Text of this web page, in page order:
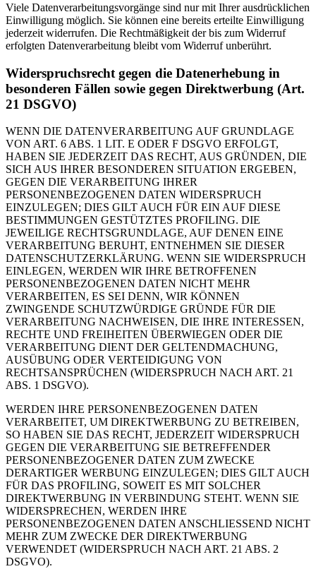
Viele Datenverarbeitungsvorgänge sind nur mit Ihrer ausdrücklichen
Einwilligung möglich. Sie können eine bereits erteilte Einwilligung
jederzeit widerrufen. Die Rechtmäßigkeit der bis zum Widerruf
erfolgten Datenverarbeitung bleibt vom Widerruf unberührt.
Widerspruchsrecht gegen die Datenerhebung in
besonderen Fällen sowie gegen Direktwerbung (Art.
21 DSGVO)
WENN DIE DATENVERARBEITUNG AUF GRUNDLAGE
VON ART. 6 ABS. 1 LIT. E ODER F DSGVO ERFOLGT,
HABEN SIE JEDERZEIT DAS RECHT, AUS GRÜNDEN, DIE
SICH AUS IHRER BESONDEREN SITUATION ERGEBEN,
GEGEN DIE VERARBEITUNG IHRER
PERSONENBEZOGENEN DATEN WIDERSPRUCH
EINZULEGEN; DIES GILT AUCH FÜR EIN AUF DIESE
BESTIMMUNGEN GESTÜTZTES PROFILING. DIE
JEWEILIGE RECHTSGRUNDLAGE, AUF DENEN EINE
VERARBEITUNG BERUHT, ENTNEHMEN SIE DIESER
DATENSCHUTZERKLÄRUNG. WENN SIE WIDERSPRUCH
EINLEGEN, WERDEN WIR IHRE BETROFFENEN
PERSONENBEZOGENEN DATEN NICHT MEHR
VERARBEITEN, ES SEI DENN, WIR KÖNNEN
ZWINGENDE SCHUTZWÜRDIGE GRÜNDE FÜR DIE
VERARBEITUNG NACHWEISEN, DIE IHRE INTERESSEN,
RECHTE UND FREIHEITEN ÜBERWIEGEN ODER DIE
VERARBEITUNG DIENT DER GELTENDMACHUNG,
AUSÜBUNG ODER VERTEIDIGUNG VON
RECHTSANSPRÜCHEN (WIDERSPRUCH NACH ART. 21
ABS. 1 DSGVO).
WERDEN IHRE PERSONENBEZOGENEN DATEN
VERARBEITET, UM DIREKTWERBUNG ZU BETREIBEN,
SO HABEN SIE DAS RECHT, JEDERZEIT WIDERSPRUCH
GEGEN DIE VERARBEITUNG SIE BETREFFENDER
PERSONENBEZOGENER DATEN ZUM ZWECKE
DERARTIGER WERBUNG EINZULEGEN; DIES GILT AUCH
FÜR DAS PROFILING, SOWEIT ES MIT SOLCHER
DIREKTWERBUNG IN VERBINDUNG STEHT. WENN SIE
WIDERSPRECHEN, WERDEN IHRE
PERSONENBEZOGENEN DATEN ANSCHLIESSEND NICHT
MEHR ZUM ZWECKE DER DIREKTWERBUNG
VERWENDET (WIDERSPRUCH NACH ART. 21 ABS. 2
DSGVO).